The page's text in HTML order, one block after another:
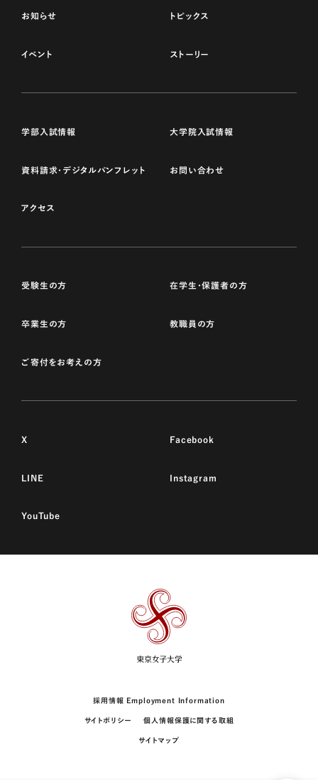
お知らせ トピックス
イベント ストーリー
学部入試情報 大学院入試情報
資料請求・デジタルパンフレット お問い合わせ
アクセス
受験生の方 在学生・保護者の方
卒業生の方 教職員の方
ご寄付をお考えの方
X Facebook
LINE Instagram
YouTube
東
採用情報 Employment Information
サイトポリシー 個人情報保護に関する取組
サイトマップ